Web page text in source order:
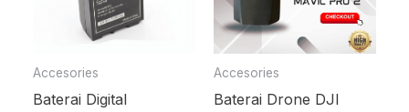
Accesories
Baterai Digital
Accesories
Baterai Drone DJI